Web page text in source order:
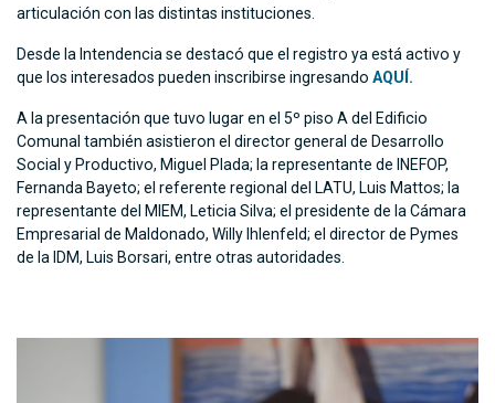
articulación con las distintas instituciones.
Desde la Intendencia se destacó que el registro ya está activo y
que los interesados pueden inscribirse ingresando AQUÍ.
A la presentación que tuvo lugar en el 5º piso A del Edificio
Comunal también asistieron el director general de Desarrollo
Social y Productivo, Miguel Plada; la representante de INEFOP,
Fernanda Bayeto; el referente regional del LATU, Luis Mattos; la
representante del MIEM, Leticia Silva; el presidente de la Cámara
Empresarial de Maldonado, Willy Ihlenfeld; el director de Pymes
de la IDM, Luis Borsari, entre otras autoridades.